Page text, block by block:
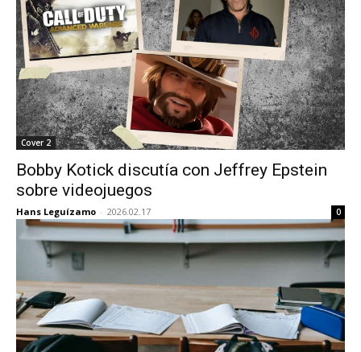
Cover 2
Bobby Kotick discutía con Jeffrey Epstein
sobre videojuegos
Hans Leguízamo - 2026.02.17 0